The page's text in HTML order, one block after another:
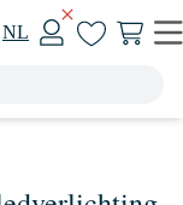
NL